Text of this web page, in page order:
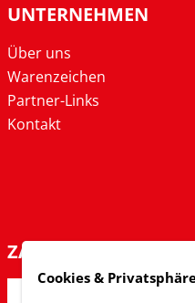
UNTERNEHMEN
Über uns
Warenzeichen
Partner-Links
Kontakt
ZAHLARTEN
Cookies &